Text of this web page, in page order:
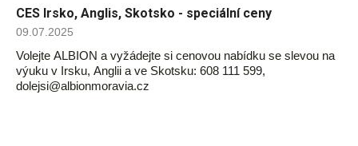
CES Irsko, Anglis, Skotsko - speciální ceny
09.07.2025
Volejte ALBION a vyžádejte si cenovou nabídku se slevou na
výuku v Irsku, Anglii a ve Skotsku: 608 111 599,
dolejsi@albionmoravia.cz